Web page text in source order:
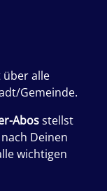
über alle
Gemeinde.
Abosstellst
Deinen
wichtigen